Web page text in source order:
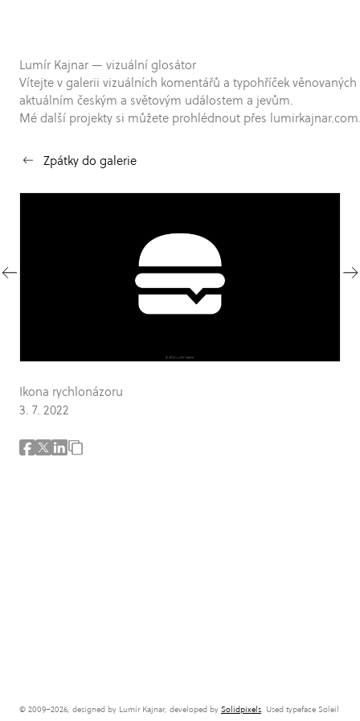
Lumír Kajnar — vizuální glosátor
Vítejte v galerii vizuálních komentářů a typohříček věnovaných
aktuálním českým a světovým událostem a jevům.
Mé další projekty si můžete prohlédnout přes
Zpátky do galerie
Ikona rychlonázoru
3. 7. 2022
© 2009–2026, designed by Lumír Kajnar, developed by Solidpixels. Used typeface Soleil